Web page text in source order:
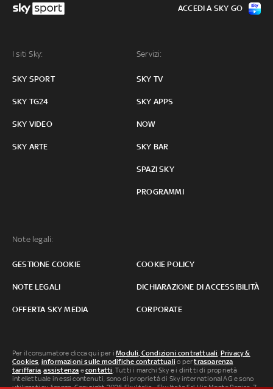
I siti Sky:
SKY SPORT
SKY TG24
SKY VIDEO
SKY ARTE
Servizi:
SKY TV
SKY APPS
NOW
SKY BAR
SPAZI SKY
PROGRAMMI
Note legali:
GESTIONE COOKIE COOKIE POLICY
NOTE LEGALI DICHIARAZIONE DI ACCESSIBILITÀ
OFFERTA SKY MEDIA CORPORATE
ACCEDI A SKY GO
Per il consumatore clicca qui per iModuli, Condizioni contrattuali, Privacy &
Cookies, informazioni sulle modifiche contrattuali o pertrasparenza
tariffaria,assistenza econtatti. Tutti i marchi Sky e i diritti di proprietà
intellettuale in essi contenuti, sono di proprietà di Sky international AG e sono